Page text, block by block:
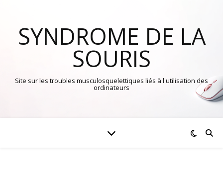
SYNDROME DE LA
SOURIS
Site sur les troubles musculosquelettiques liés à l'utilisation des
ordinateurs